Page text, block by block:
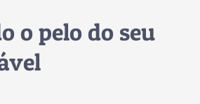
o pelo do seu